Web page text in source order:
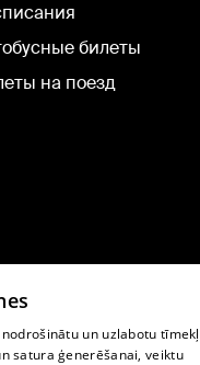
билеты
на поезд
un uzlabotu
satura ģenerēšanai, veiktu